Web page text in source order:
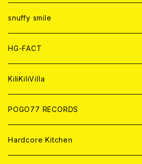
ANALOG
ANALOG
CD
ANALOG
CD
ANALOG
WORLD
CD
ANALOG
snuffy smile
HG-FACT
KiliKiliVilla
POGO77 RECORDS
Hardcore Kitchen